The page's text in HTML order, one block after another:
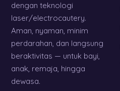
dengan teknologi
laser/electrocautery.
Aman, nyaman, minim
perdarahan, dan langsung
beraktivitas — untuk bayi,
anak, remaja, hingga
dewasa.